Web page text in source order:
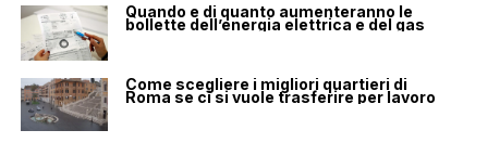
Quando e di quanto aumenteranno le
bollette dell’energia elettrica e del gas
Come scegliere i migliori quartieri di
Roma se ci si vuole trasferire per lavoro